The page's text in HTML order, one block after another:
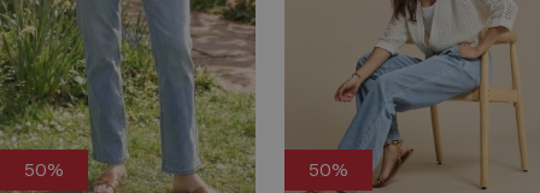
50% 50%